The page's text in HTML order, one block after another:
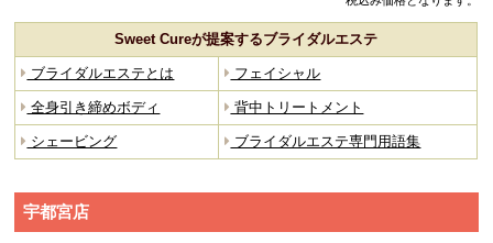
Sweet Cureが提案するブライダルエステ
ブライダルエステとは フェイシャル
全身引き締めボディ 背中トリートメント
シェービング ブライダルエステ専門用語集
宇都宮店